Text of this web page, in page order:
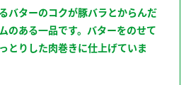
バターのコクが豚バラとからんだ
のある一品です。バターをのせて
とりした肉巻きに仕上げていま